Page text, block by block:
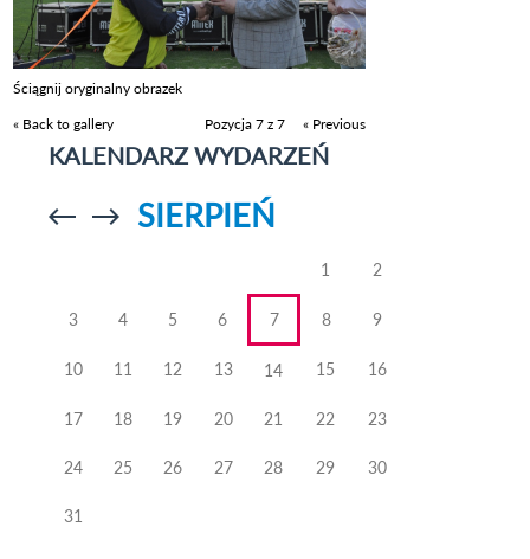
Ściągnij oryginalny obrazek
« Back to gallery
Pozycja 7 z 7 « Previous
KALENDARZ WYDARZEŃ
Przejdź doPrzejdź do
SIERPIEŃ
1 2
3 4 5 6 7 8 9
10 11 12 13 14 15 16
17 18 19 20 21 22 23
24 25 26 27 28 29 30
31